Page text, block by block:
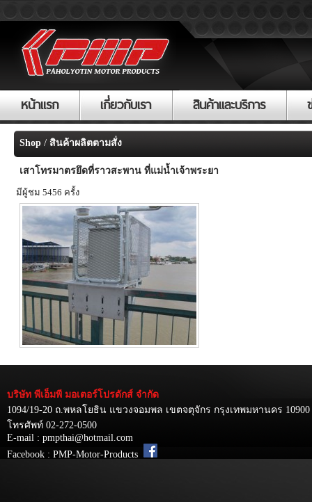
หน้าแรก เกี่ยวกับเรา สินค้าและบริการ
Shop / สินค้าผลิตตามสั่ง
เสาโทรมาตรยึดที่ราวสะพาน ที่แม่น้ำเจ้าพระยา
มีผู้ชม 5456 ครั้ง
บริษัท พีเอ็มพี มอเตอร์โปรดักส์ จำกัด
1094/19-20 ถ.พหลโยธิน แขวงจอมพล เขตจตุจักร กรุงเทพมหานคร 10900
โทรศัพท์ 02-272-0500
E-mail : pmpthai@hotmail.com
Facebook : PMP-Motor-Products